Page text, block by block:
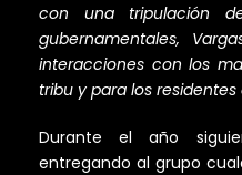
con una tripulación
gubernamentales,
interacciones con los
tribu y para los residentes
Durante el año
entregando al grupo